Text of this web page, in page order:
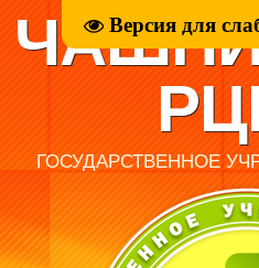
Версия для
ГОСУДАРСТВЕННОЕ